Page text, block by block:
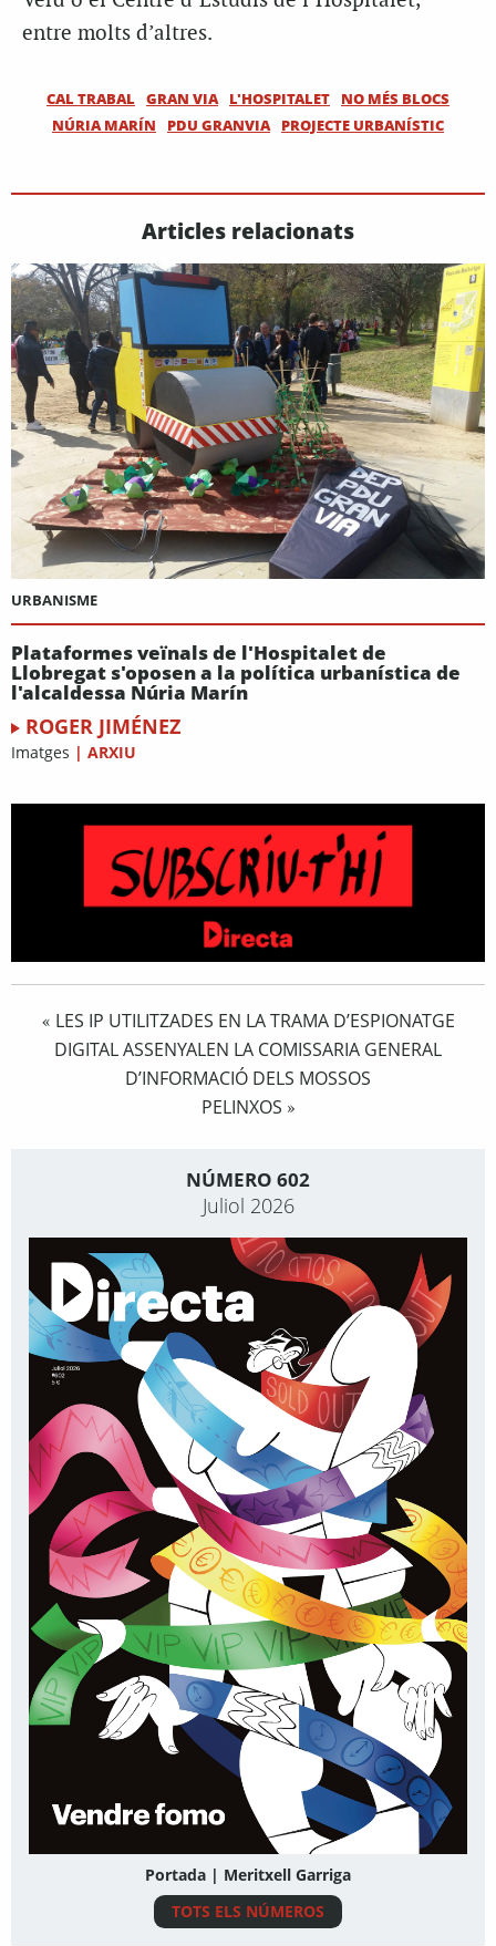
entre molts d’altres.
CAL TRABAL GRAN VIA L'HOSPITALET
NO MÉS BLOCS
NÚRIA MARÍN
PDU GRANVIA PROJECTE URBANÍSTIC
Articles relacionats
URBANISME
Plataformes veïnals de l'Hospitalet de
Llobregat s'oposen a la política urbanística de
l'alcaldessa Núria Marín
ROGER JIMÉNEZ
Imatges | ARXIU
« LES IP UTILITZADES EN LA TRAMA D’ESPIONATGE
DIGITAL ASSENYALEN LA COMISSARIA GENERAL
D’INFORMACIÓ DELS MOSSOS
PELINXOS »
NÚMERO 602
Juliol 2026
Portada | Meritxell Garriga
TOTS ELS NÚMEROS